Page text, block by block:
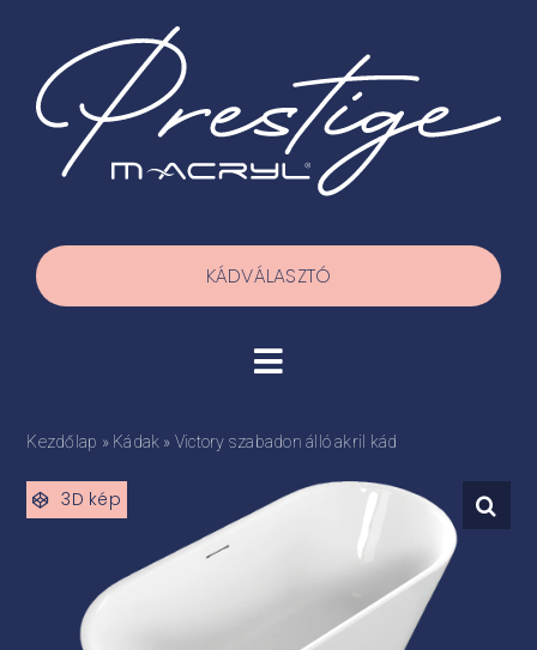
KÁDVÁLASZTÓ
Toggle
Navigation
Termékek
Házhoz szállítás
Kezdőlap » Kádak » Victory szabadon álló akril kád
3D kép